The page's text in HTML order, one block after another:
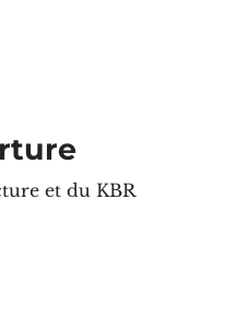
COMME LECTEUR"
et du KBR